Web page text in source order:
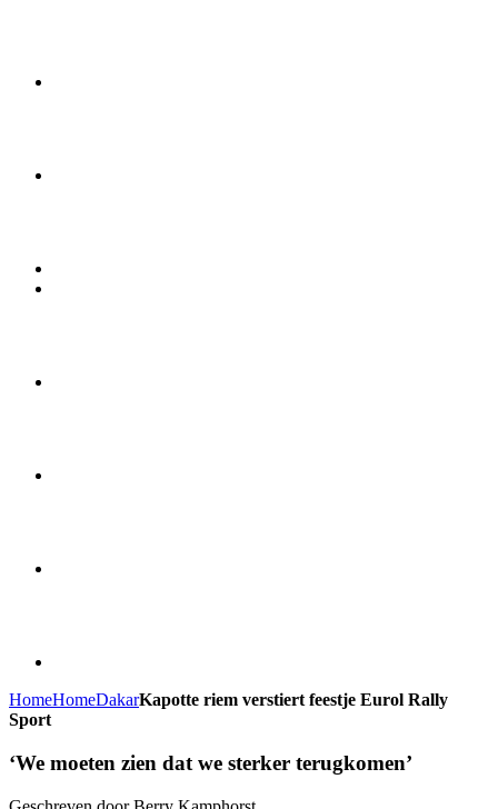
HomeHomeDakarKapotte riem verstiert feestje Eurol Rally
Sport
‘We moeten zien dat we sterker terugkomen’